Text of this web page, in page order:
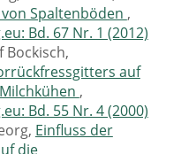
Spaltenböden ,
Bd. 67 Nr. 1 (2012)
Bockisch,
auf
,
Bd. 55 Nr. 4 (2000)
Einfluss der
die